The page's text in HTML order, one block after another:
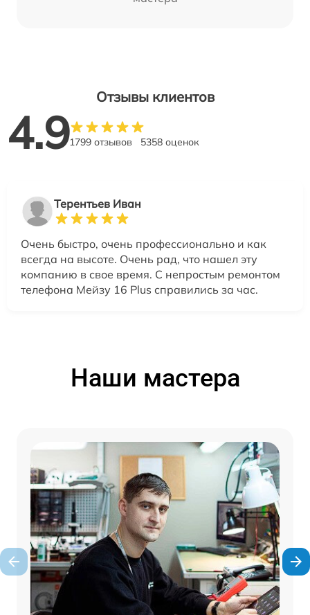
Отзывы клиентов
4.91799 отзывов 5358 оценок
Терентьев Иван
Очень быстро, очень профессионально и как
всегда на высоте. Очень рад, что нашел эту
компанию в свое время. С непростым ремонтом
телефона Мейзу 16 Plus справились за час.
Наши мастера